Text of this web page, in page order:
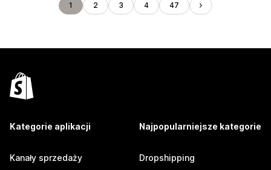
1 2 3 4 47
Kategorie aplikacji
Kanały sprzedaży
Najpopularniejsze kategorie
Dropshipping